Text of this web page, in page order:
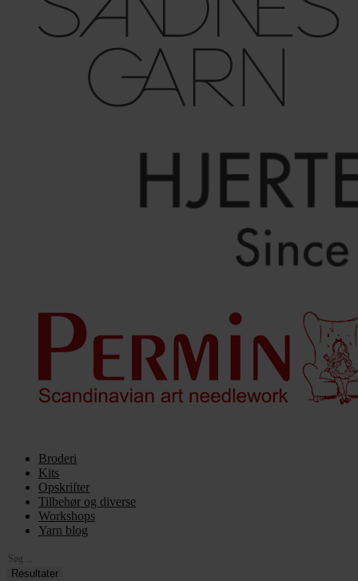
Broderi
Kits
Opskrifter
Tilbehør og diverse
Workshops
Yarn blog
Search
...Resultater